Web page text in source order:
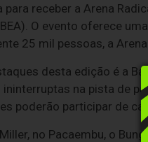
para receber a Arena
O evento oferece
25 mil pessoas, a
desta edição é a
na pista de
poderão participar de
no Pacaembu, o